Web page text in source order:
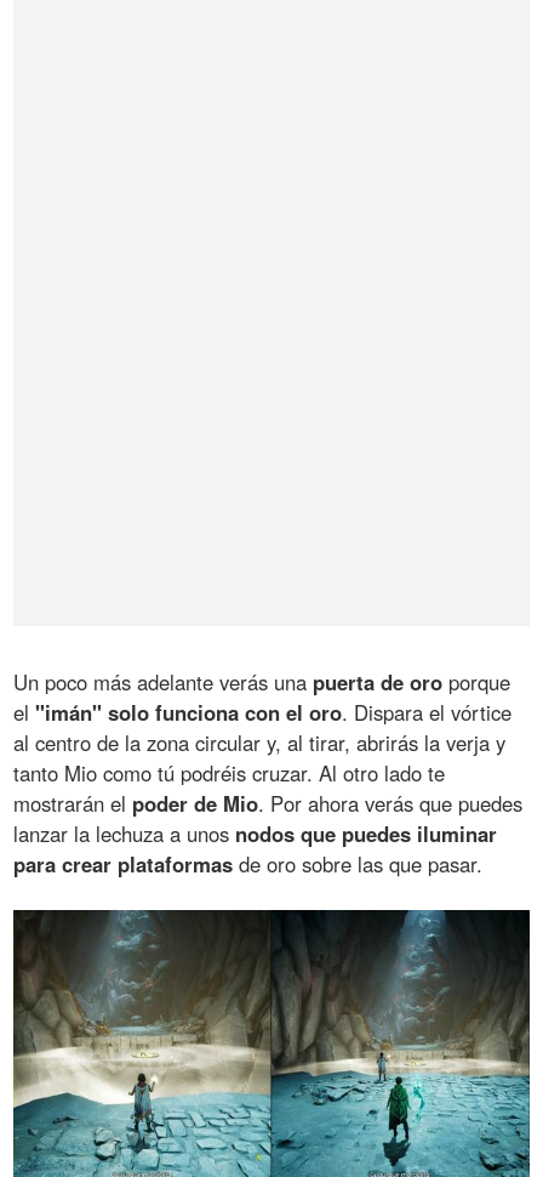
Un poco más adelante verás una puerta de oro porque
el"imán" solo funciona con el oro. Dispara el vórtice
al centro de la zona circular y, al tirar, abrirás la verja y
tanto Mio como tú podréis cruzar. Al otro lado te
mostrarán el poder de Mio. Por ahora verás que puedes
lanzar la lechuza a unos nodos que puedes iluminar
para crear plataformas de oro sobre las que pasar.